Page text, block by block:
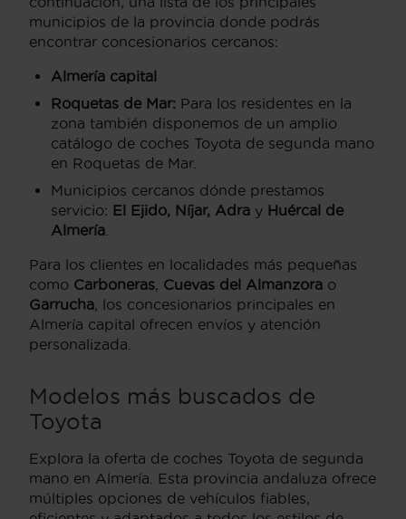
municipios de la provincia donde podrás
encontrar concesionarios cercanos:
Almería capital
Roquetas de Mar: Para los residentes en la
zona también disponemos de un amplio
catálogo de coches Toyota de segunda mano
en Roquetas de Mar.
Municipios cercanos dónde prestamos
servicio: El Ejido, Níjar, Adra y Huércal de
Almería
Para los clientes en localidades más pequeñas
como Carboneras Cuevas del Almanzora o
Garrucha , los concesionarios principales en
Almería capital ofrecen envíos y atención
personalizada.
Modelos más buscados de
Toyota
Explora la oferta de coches Toyota de segunda
mano en Almería. Esta provincia andaluza ofrece
múltiples opciones de vehículos fiables,